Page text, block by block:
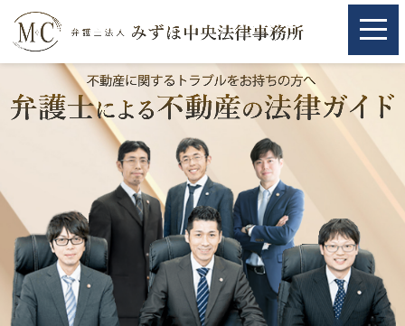
取扱分野
相続・遺言
離婚（夫婦間トラブル）
企業法務
労働問題（解雇，残業等）
取扱分野
相続・遺言
離婚（夫婦間トラブル）
企業法務
労働問題（解雇，残業等）